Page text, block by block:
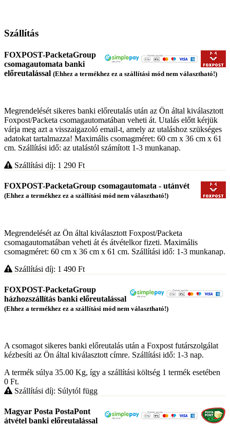
Szállítás
FOXPOST-PacketaGroup
csomagautomata banki
előreutalással (Ehhez a termékhez ez a szállítási mód nem választható!)
Megrendelését sikeres banki előreutalás után az Ön által kiválasztott
Foxpost/Packeta csomagautomatában veheti át. Utalás előtt kérjük
várja meg azt a visszaigazoló email-t, amely az utaláshoz szükséges
adatokat tartalmazza! Maximális csomagméret: 60 cm x 36 cm x 61
cm. Szállítási idő: az utalástól számított 1-3 munkanap.
Szállítási díj: 1 290 Ft
FOXPOST-PacketaGroup csomagautomata - utánvét
(Ehhez a termékhez ez a szállítási mód nem választható!)
Megrendelését az Ön által kiválasztott Foxpost/Packeta
csomagautomatában veheti át és átvételkor fizeti. Maximális
csomagméret: 60 cm x 36 cm x 61 cm. Szállítási idő: 1-3 munkanap.
Szállítási díj: 1 490 Ft
FOXPOST-PacketaGroup
házhozszállítás banki előreutalással
(Ehhez a termékhez ez a szállítási mód nem választható!)
A csomagot sikeres banki előreutalás után a Foxpost futárszolgálat
kézbesíti az Ön által kiválasztott címre. Szállítási idő: 1-3 nap.
A termék súlya 35.00 Kg, így a szállítási költség 1 termék esetében
0 Ft.
Szállítási díj: Súlytól függ
Magyar Posta PostaPont
átvétel banki előreutalással